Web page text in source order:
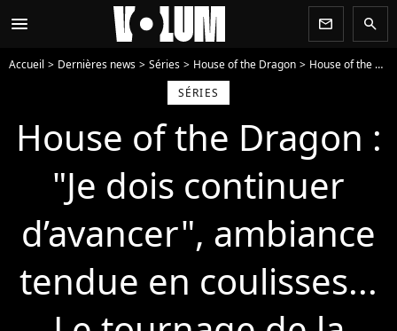
menu newsletter search
Accueil Dernières news Séries House of the Dragon
House of the Dragon : "Je dois continuer d’avancer", ambiance tendue en coulisses... Le tournage de la saison 3 impacté ?
SÉRIES
House of the Dragon :
"Je dois continuer
d’avancer", ambiance
tendue en coulisses...